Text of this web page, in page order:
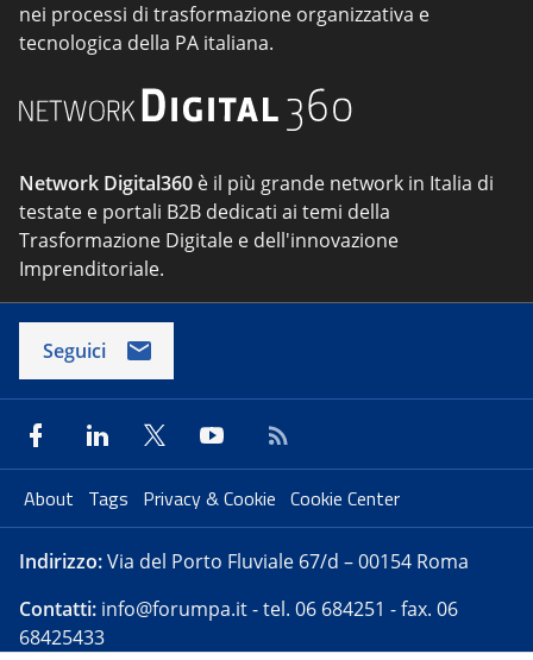
nei processi di trasformazione organizzativa e
tecnologica della PA italiana.
Network Digital360 è il più grande network in Italia di
testate e portali B2B dedicati ai temi della
Trasformazione Digitale e dell'innovazione
Imprenditoriale.
Seguici
About Tags Privacy & Cookie Cookie Center
Indirizzo:Via del Porto Fluviale 67/d – 00154 Roma
Contatti: info@forumpa.it- tel. 06 684251 - fax. 06
68425433